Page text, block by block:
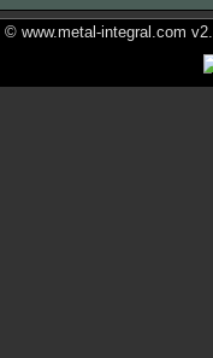
© www.metal-integral.com